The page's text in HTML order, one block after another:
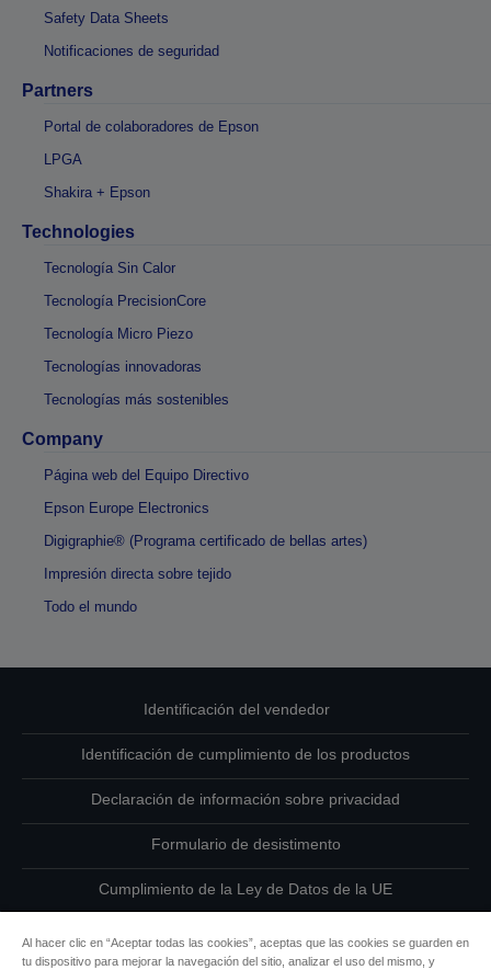
Safety Data Sheets
Notificaciones de seguridad
Partners
Portal de colaboradores de Epson
LPGA
Shakira + Epson
Technologies
Tecnología Sin Calor
Tecnología PrecisionCore
Tecnología Micro Piezo
Tecnologías innovadoras
Tecnologías más sostenibles
Company
Página web del Equipo Directivo
Epson Europe Electronics
Digigraphie® (Programa certificado de bellas artes)
Impresión directa sobre tejido
Todo el mundo
Identificación del vendedor
Identificación de cumplimiento de los productos
Declaración de información sobre privacidad
Formulario de desistimento
Cumplimiento de la Ley de Datos de la UE
Al hacer clic en “Aceptar todas las cookies”, aceptas que las cookies se guarden en
tu dispositivo para mejorar la navegación del sitio, analizar el uso del mismo, y